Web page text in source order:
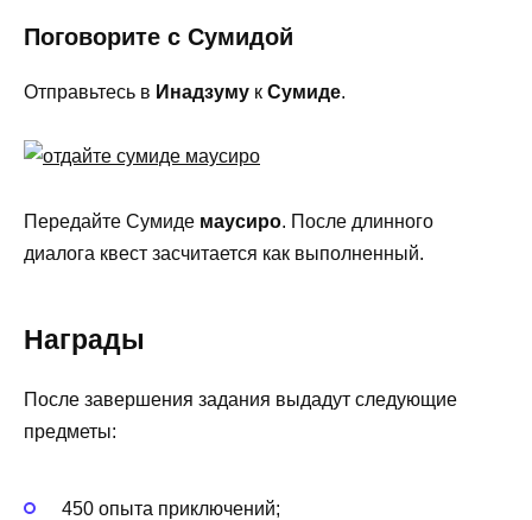
Поговорите с Сумидой
Отправьтесь в Инадзуму к Сумиде.
Передайте Сумиде маусиро. После длинного
диалога квест засчитается как выполненный.
Награды
После завершения задания выдадут следующие
предметы:
450 опыта приключений;